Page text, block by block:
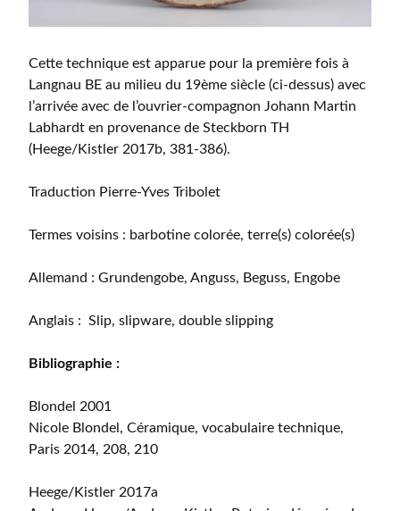
Cette technique est apparue pour la première fois à
Langnau BE au milieu du 19ème siècle (ci-dessus) avec
l’arrivée avec de l’ouvrier-compagnon Johann Martin
Labhardt en provenance de Steckborn TH
(Heege/Kistler 2017b, 381-386).
Traduction Pierre-Yves Tribolet
Termes voisins : barbotine colorée, terre(s) colorée(s)
Allemand : Grundengobe, Anguss, Beguss, Engobe
Anglais : Slip, slipware, double slipping
Bibliographie :
Blondel 2001
Nicole Blondel, Céramique, vocabulaire technique,
Paris 2014, 208, 210
Heege/Kistler 2017a